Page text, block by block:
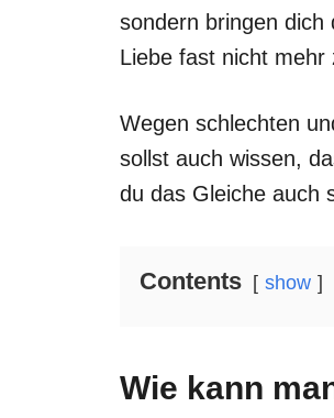
sondern bringen dich
Liebe fast nicht mehr
Wegen schlechten
sollst auch wissen,
du das Gleiche auch
Contents show
Wie kann